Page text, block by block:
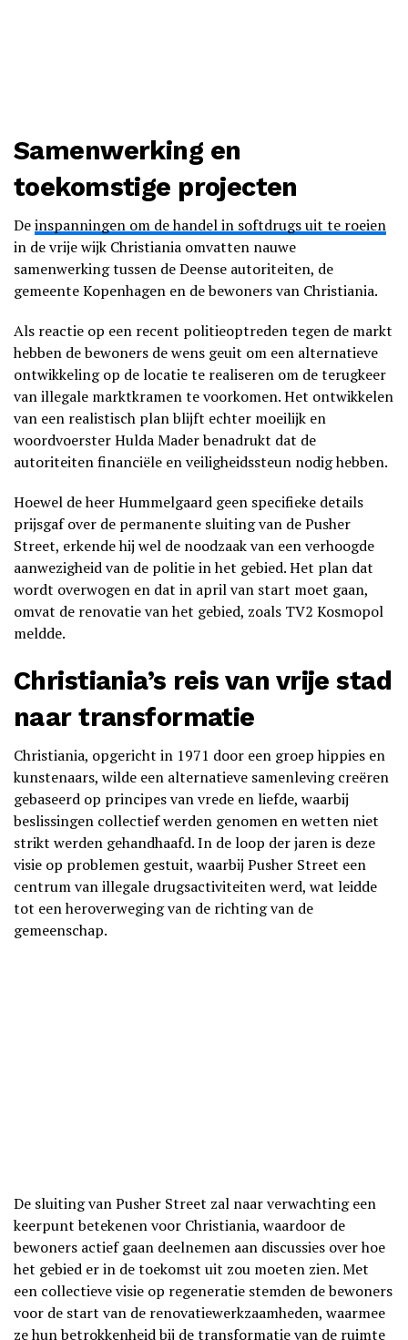
Samenwerking en
toekomstige projecten
Deinspanningen om de handel in softdrugs uit te roeien
in de vrije wijk Christiania omvatten nauwe
samenwerking tussen de Deense autoriteiten, de
gemeente Kopenhagen en de bewoners van Christiania.
Als reactie op een recent politieoptreden tegen de markt
hebben de bewoners de wens geuit om een alternatieve
ontwikkeling op de locatie te realiseren om de terugkeer
van illegale marktkramen te voorkomen. Het ontwikkelen
van een realistisch plan blijft echter moeilijk en
woordvoerster Hulda Mader benadrukt dat de
autoriteiten financiële en veiligheidssteun nodig hebben.
Hoewel de heer Hummelgaard geen specifieke details
prijsgaf over de permanente sluiting van de Pusher
Street, erkende hij wel de noodzaak van een verhoogde
aanwezigheid van de politie in het gebied. Het plan dat
wordt overwogen en dat in april van start moet gaan,
omvat de renovatie van het gebied, zoals TV2 Kosmopol
meldde.
Christiania’s reis van vrije stad
naar transformatie
Christiania, opgericht in 1971 door een groep hippies en
kunstenaars, wilde een alternatieve samenleving creëren
gebaseerd op principes van vrede en liefde, waarbij
beslissingen collectief werden genomen en wetten niet
strikt werden gehandhaafd. In de loop der jaren is deze
visie op problemen gestuit, waarbij Pusher Street een
centrum van illegale drugsactiviteiten werd, wat leidde
tot een heroverweging van de richting van de
gemeenschap.
De sluiting van Pusher Street zal naar verwachting een
keerpunt betekenen voor Christiania, waardoor de
bewoners actief gaan deelnemen aan discussies over hoe
het gebied er in de toekomst uit zou moeten zien. Met
een collectieve visie op regeneratie stemden de bewoners
voor de start van de renovatiewerkzaamheden, waarmee
ze hun betrokkenheid bij de transformatie van de ruimte